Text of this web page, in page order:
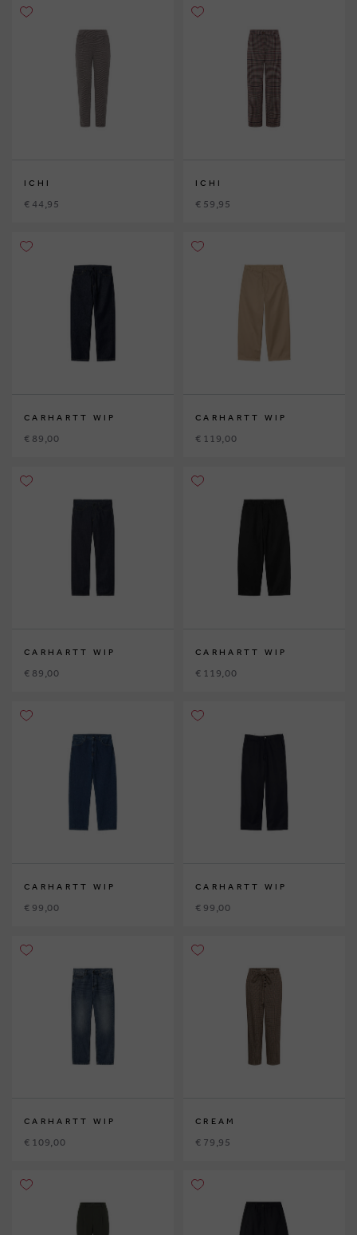
ICHI
€ 44,95
ICHI
€ 59,95
CARHARTT WIP
€ 89,00
CARHARTT WIP
€ 119,00
CARHARTT WIP
€ 89,00
CARHARTT WIP
€ 119,00
CARHARTT WIP
€ 99,00
CARHARTT WIP
€ 99,00
CARHARTT WIP
€ 109,00
CREAM
€ 79,95